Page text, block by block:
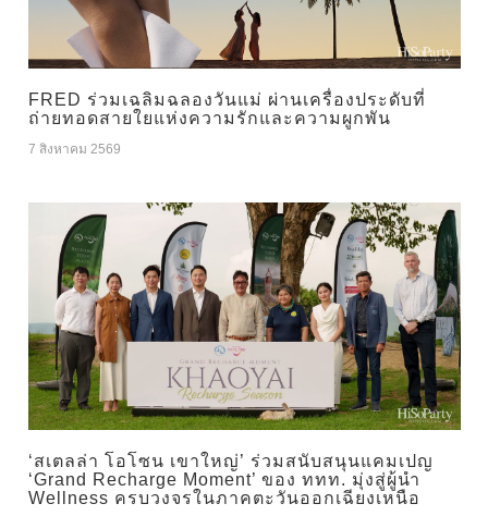
FRED ร่วมเฉลิมฉลองวันแม่ ผ่านเครื่องประดับที่
ถ่ายทอดสายใยแห่งความรักและความผูกพัน
7 สิงหาคม 2569
‘สเตลล่า โอโซน เขาใหญ่’ ร่วมสนับสนุนแคมเปญ
‘Grand Recharge Moment’ ของ ททท. มุ่งสู่ผู้นำ
Wellness ครบวงจรในภาคตะวันออกเฉียงเหนือ